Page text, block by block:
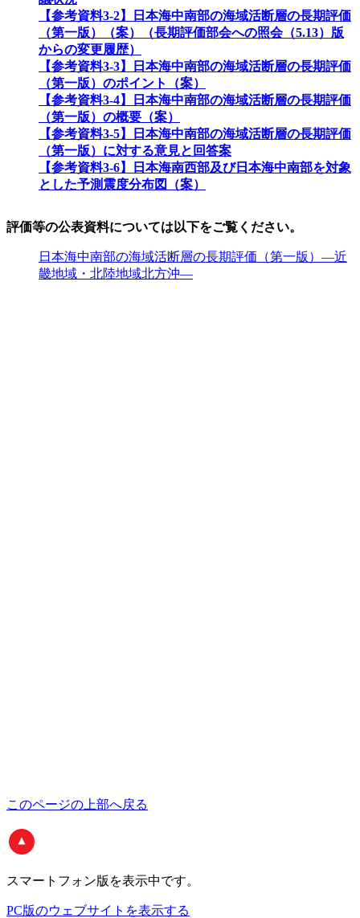
【参考資料3-2】日本海中南部の海域活断層の長期評価
（第一版）（案）（長期評価部会への照会（5.13）版
からの変更履歴）
【参考資料3-3】日本海中南部の海域活断層の長期評価
（第一版）のポイント（案）
【参考資料3-4】日本海中南部の海域活断層の長期評価
（第一版）の概要（案）
【参考資料3-5】日本海中南部の海域活断層の長期評価
（第一版）に対する意見と回答案
【参考資料3-6】日本海南西部及び日本海中南部を対象
とした予測震度分布図（案）
評価等の公表資料については以下をご覧ください。
日本海中南部の海域活断層の長期評価（第一版）―近
畿地域・北陸地域北方沖―
このページの上部へ戻る
スマートフォン版 を表示中です。
PC版のウェブサイトを表示する